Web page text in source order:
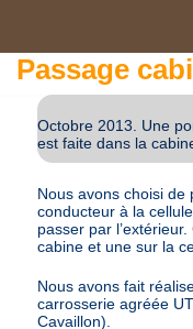
Passage
Octobre 2013. Une
est faite dans la
Nous avons choisi de
conducteur à la
passer par
cabine et une sur la
Nous avons fait
carrosserie agréée
Cavaillon).